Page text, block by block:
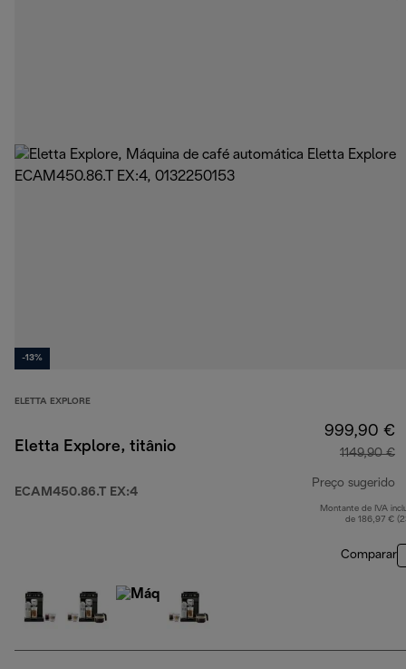
-13%
ELETTA EXPLORE
Eletta Explore, titânio
ECAM450.86.T EX:4
999,90 €
1149,90 €
Preço sugerido
Montante de IVA
de 186,97 €
Comparar